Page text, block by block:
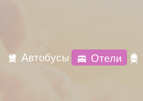
Автобусы Отели